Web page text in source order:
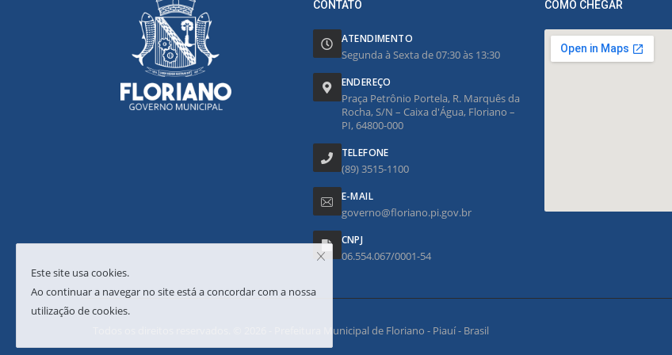
CONTATO
ATENDIMENTO
Segunda à Sexta de 07:30 às 13:30
ENDEREÇO
Praça Petrônio Portela, R. Marquês da
Rocha, S/N – Caixa d'Água, Floriano –
PI, 64800-000
TELEFONE
(89) 3515-1100
E-MAIL
governo@floriano.pi.gov.br
CNPJ
06.554.067/0001-54
COMO CHEGAR
Todos os direitos reservados. © 2026 - Prefeitura Municipal de Floriano - Piauí - Brasil
Este site usa cookies.
Ao continuar a navegar no site está a concordar com a nossa
utilização de cookies.